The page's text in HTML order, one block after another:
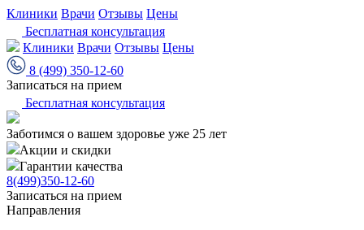
Клиники Врачи Отзывы Цены
Бесплатная консультация
Клиники Врачи Отзывы Цены
8 (499) 350-12-60
Записаться на прием
Бесплатная консультация
Заботимся о вашем здоровье уже 25 лет
Акции и скидки
Гарантии качества
8(499)350-12-60
Записаться на прием
Направления